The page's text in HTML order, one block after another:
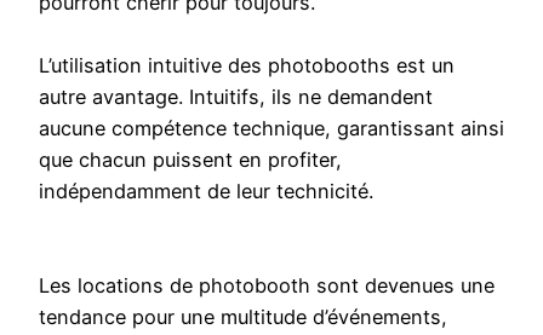
L’utilisation intuitive des photobooths est un
autre avantage. Intuitifs, ils ne demandent
aucune compétence technique, garantissant ainsi
que chacun puissent en profiter,
indépendamment de leur technicité.
Les locations de photobooth sont devenues une
tendance pour une multitude d’événements,